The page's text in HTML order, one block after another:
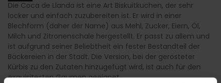
Die Coca de Llanda ist eine Art Biskuitkuchen, der sehr
locker und einfach zuzubereiten ist. Er wird in einer
Blechform (daher der Name) aus Mehl, Zucker, Eiern, Öl,
Milch und Zitronenschale hergestellt. Er passt zu allem und
ist aufgrund seiner Beliebtheit ein fester Bestandteil der
Bäckereien in der Stadt. Die Version, bei der gerösteter
Kürbis zu den Zutaten hinzugefügt wird, ist auch für den
exquisitesten Gaumen geeignet.